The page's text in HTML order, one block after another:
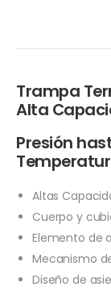
Trampa
Alta
Presión
Altas
Cuerpo y
Elemento de
Mecanismo
Diseño de